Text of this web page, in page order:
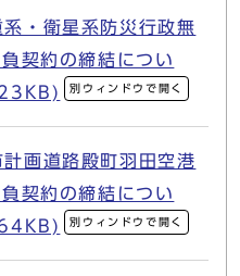
・衛星系防災行政無
契約の締結につい
別ウィンドウで開く
画道路殿町羽田空港
契約の締結につい
別ウィンドウで開く